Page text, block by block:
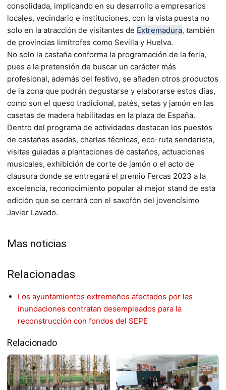
consolidada, implicando en su desarrollo a empresarios
locales, vecindario e instituciones, con la vista puesta no
solo en la atracción de visitantes de Extremadura, también
de provincias limítrofes como Sevilla y Huelva.
No solo la castaña conforma la programación de la feria,
pues a la pretensión de buscar un carácter más
profesional, además del festivo, se añaden otros productos
de la zona que podrán degustarse y elaborarse estos días,
como son el queso tradicional, patés, setas y jamón en las
casetas de madera habilitadas en la plaza de España.
Dentro del programa de actividades destacan los puestos
de castañas asadas, charlas técnicas, eco-ruta senderista,
visitas guiadas a plantaciones de castaños, actuaciones
musicales, exhibición de corte de jamón o el acto de
clausura donde se entregará el premio Fercas 2023 a la
excelencia, reconocimiento popular al mejor stand de esta
edición que se cerrará con el saxofón del jovencísimo
Javier Lavado.
Mas noticias
Relacionadas
Los ayuntamientos extremeños afectados por las
inundaciones contratan desempleados para la
reconstrucción con fondos del SEPE
Relacionado